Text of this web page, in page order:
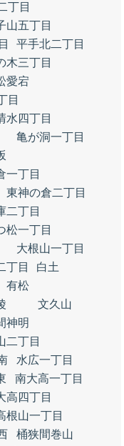
丁目
山五丁目
平手北二丁目
木三丁目
愛宕
目
水四丁目
亀が洞一丁目
一丁目
東神の倉二丁目
二丁目
松一丁目
大根山一丁目
丁目
白土
有松
文久山
神明
二丁目
水広一丁目
南大高一丁目
高四丁目
根山一丁目
桶狭間巻山